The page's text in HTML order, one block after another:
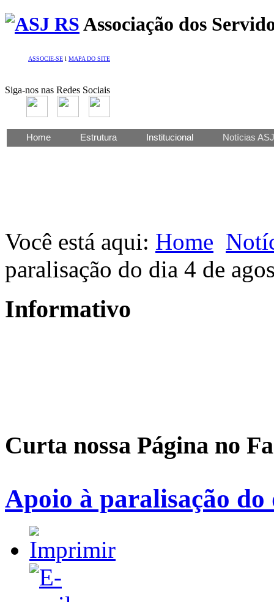
Associação dos
ASSOCIE-SE l MAPA DO SITE
Siga-nos nas Redes Sociais
Home Estrutura Institucional Notícias ASJ
Você está aqui: Home
paralisação do dia 4 de
Informativo
Curta nossa Página no
Apoio à paralisação do